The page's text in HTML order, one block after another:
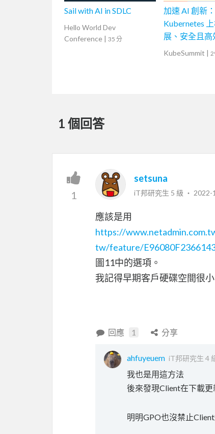
Sail with AI in SDLC
Hello World Dev
Conference | 35 分
加速 AI 創新
Kubernetes
展、安全且高
台
KubeSummit |
1 個回答
1
setsuna
iT邦研究生 5 級 ‧ 2022-
應該是用
https://
tw/feature/
圖11中的選項。
我記得早期客戶硬碟空間很
回應 1 分享
ahfuyeuem iT邦研究生 4
我也是用這方法
後來發現Client在下載更
明明GPO也沒禁止